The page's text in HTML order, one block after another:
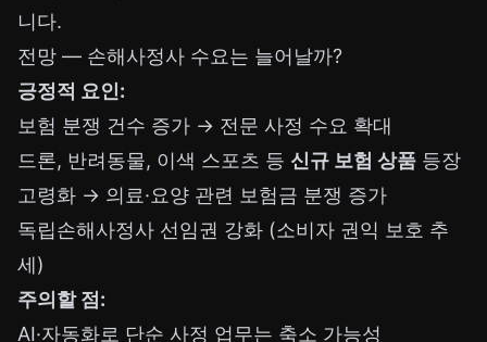
니다.
전망 — 손해사정사 수요는 늘어날까?
긍정적 요인:
보험 분쟁 건수 증가 → 전문 사정 수요 확대
드론, 반려동물, 이색 스포츠 등 신규 보험 상품 등장
고령화 → 의료·요양 관련 보험금 분쟁 증가
독립손해사정사 선임권 강화 (소비자 권익 보호 추
세)
주의할 점:
AI·자동화로 단순 사정 업무는 축소 가능성